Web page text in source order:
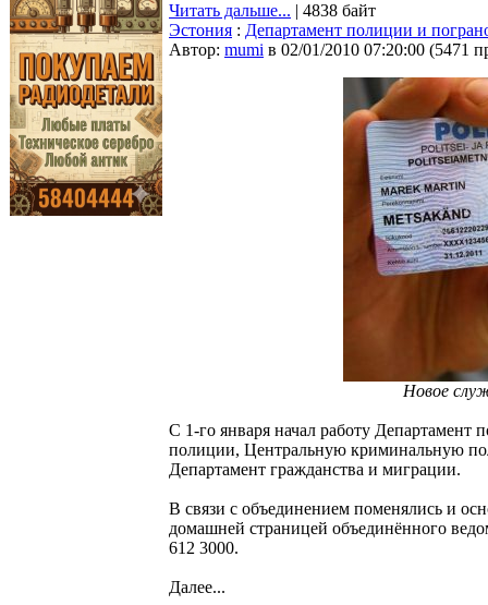
Читать дальше... | 4838 байт
Эстония : Департамент полиции и
Автор: mumi в 02/01/2010 07:20:00 (5471
Новое
С 1-го января начал работу Департамент
полиции, Центральную криминальную
Департамент гражданства и миграции.
В связи с объединением поменялись и
домашней страницей объединённого
612 3000.
Далее...